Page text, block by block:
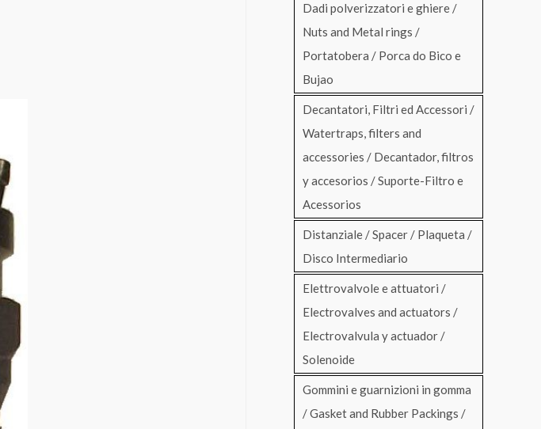
Dadi polverizzatori e ghiere /
Nuts and Metal rings /
Portatobera / Porca do Bico e
Bujao
Decantatori, Filtri ed Accessori /
Watertraps, filters and
accessories / Decantador, filtros
y accesorios / Suporte-Filtro e
Acessorios
Distanziale / Spacer / Plaqueta /
Disco Intermediario
Elettrovalvole e attuatori /
Electrovalves and actuators /
Electrovalvula y actuador /
Solenoide
Gommini e guarnizioni in gomma
/ Gasket and Rubber Packings /